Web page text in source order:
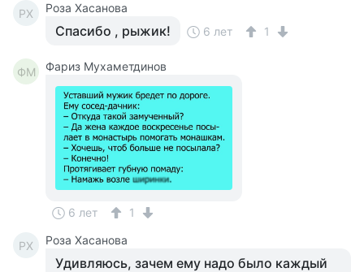
РХ Роза Хасанова
Спасибо , рыжик! 6 лет 1
ФМ Фариз Мухаметдинов
6 лет 1
РХ Роза Хасанова
Удивляюсь, зачем ему надо было каждый